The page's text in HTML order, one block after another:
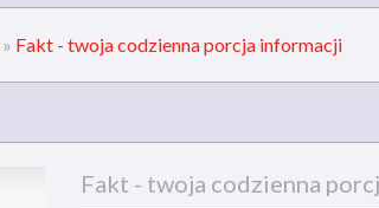
» Fakt - twoja codzienna porcja informacji
Fakt - twoja codzienna